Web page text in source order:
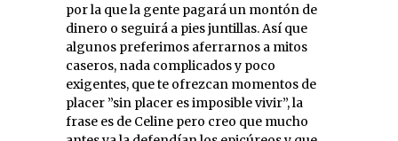
por la que la gente pagará un montón de
dinero o seguirá a pies juntillas. Así que
algunos preferimos aferrarnos a mitos
caseros, nada complicados y poco
exigentes, que te ofrezcan momentos de
placer ”sin placer es imposible vivir”, la
frase es de Celine pero creo que mucho